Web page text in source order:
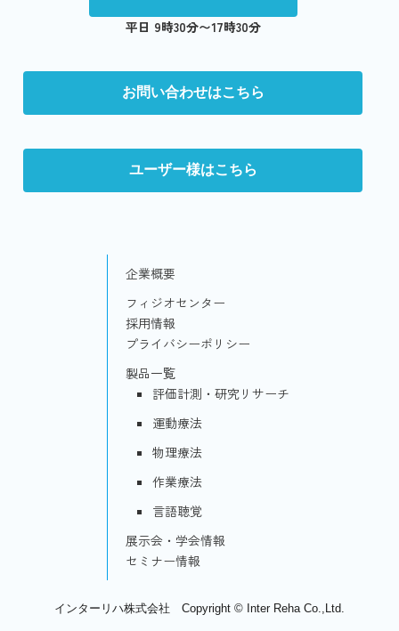
平日 9時30分〜17時30分
お問い合わせはこちら
ユーザー様はこちら
企業概要
フィジオセンター
採用情報
プライバシーポリシー
製品一覧
評価計測・研究リサーチ
運動療法
物理療法
作業療法
言語聴覚
展示会・学会情報
セミナー情報
インターリハ株式会社 Copyright © Inter Reha Co.,Ltd.